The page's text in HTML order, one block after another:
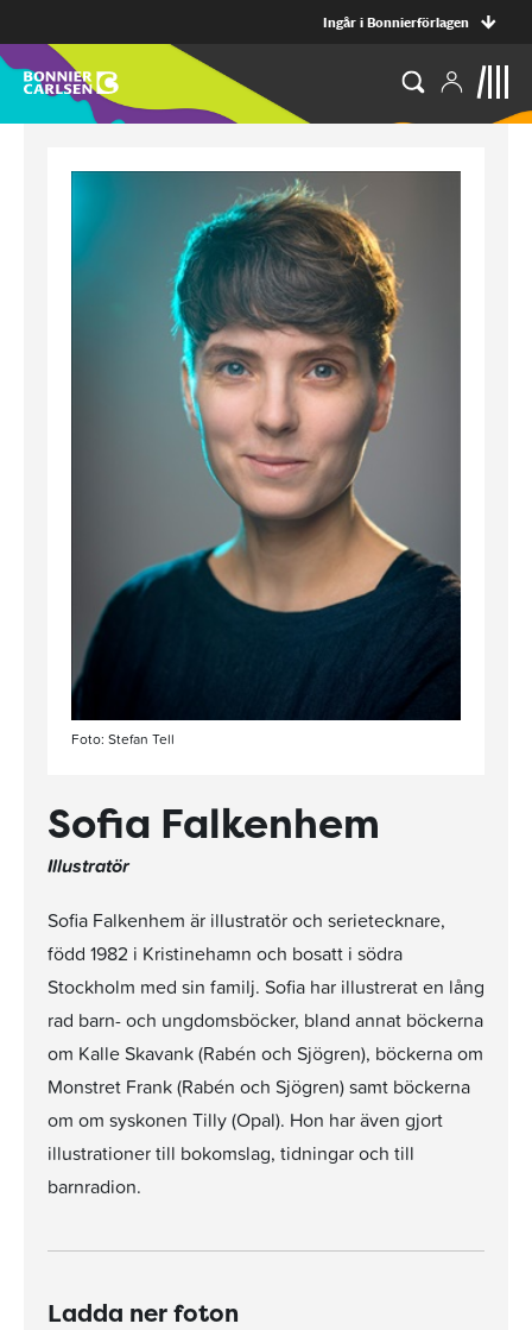
Ingår i Bonnierförlagen
Foto: Stefan Tell
Sofia Falkenhem
Illustratör
Sofia Falkenhem är illustratör och serietecknare,
född 1982 i Kristinehamn och bosatt i södra
Stockholm med sin familj. Sofia har illustrerat en lång
rad barn- och ungdomsböcker, bland annat böckerna
om Kalle Skavank (Rabén och Sjögren), böckerna om
Monstret Frank (Rabén och Sjögren) samt böckerna
om om syskonen Tilly (Opal). Hon har även gjort
illustrationer till bokomslag, tidningar och till
barnradion.
Ladda ner foton